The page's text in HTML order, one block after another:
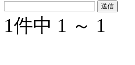
1件中 1 ～ 1